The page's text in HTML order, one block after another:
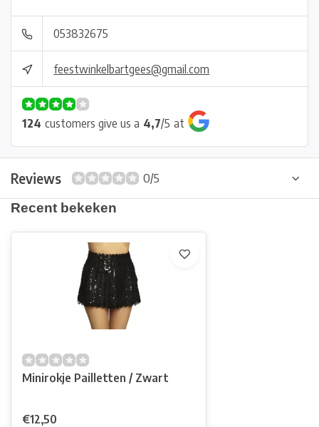
053832675
feestwinkelbartgees@gmail.com
124 customers give us a 4,7/5 at
Reviews
0/5
Recent bekeken
Minirokje Pailletten / Zwart
€12,50